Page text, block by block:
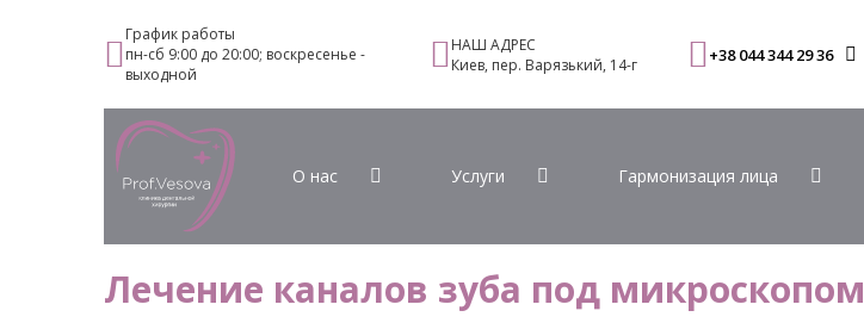
График работы
пн-сб 9:00 до 20:00; воскресенье -
выходной
НАШ АДРЕС
Киев, пер. Варязький, 14-г
+38 044 344 29 36
О нас Услуги Гармонизация лица
Лечение каналов зуба под микроскопом